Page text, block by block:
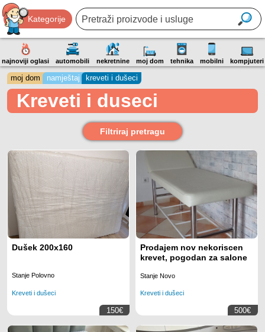
Kategorije
najnoviji oglasi automobili nekretnine moj dom tehnika mobilni kompjuteri
moj dom namještaj kreveti i dušeci
Kreveti i duseci
Filtriraj pretragu
Dušek 200x160
Stanje Polovno
Kreveti i dušeci
150€
Prodajem nov nekoriscen
krevet, pogodan za salone
Stanje Novo
Kreveti i dušeci
500€